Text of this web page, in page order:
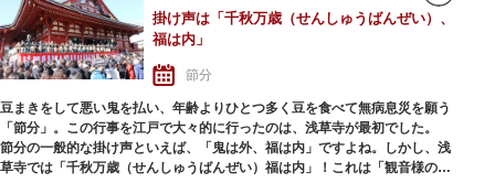
掛け声は「千秋万歳（せんしゅうばんぜい）、
福は内」
節分
豆まきをして悪い鬼を払い、年齢よりひとつ多く豆を食べて無病息災を願う
「節分」。この行事を江戸で大々的に行ったのは、浅草寺が最初でした。
節分の一般的な掛け声といえば、「鬼は外、福は内」ですよね。しかし、浅
草寺では「千秋万歳（せんしゅうばんぜい）福は内」！これは「観音様の前